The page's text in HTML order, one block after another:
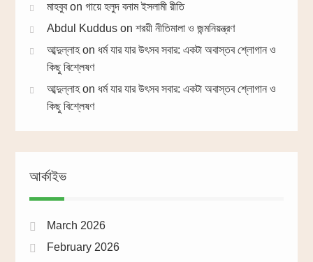
মাহবুবon গায়ে হলুদ বনাম ইসলামী রীতি
Abdul Kudduson শরয়ী নীতিমালা ও জন্মনিয়ন্ত্রণ
আব্দুল্লাহon ধর্ম যার যার উৎসব সবার: একটা অবাস্তব শ্লোগান ও
কিছু বিশ্লেষণ
আব্দুল্লাহon ধর্ম যার যার উৎসব সবার: একটা অবাস্তব শ্লোগান ও
কিছু বিশ্লেষণ
আর্কাইভ
March 2026
February 2026